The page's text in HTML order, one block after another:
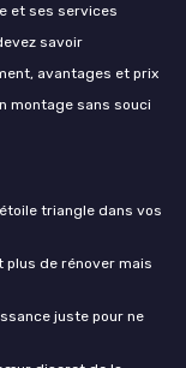
et ses services
savoir
avantages et prix
montage sans souci
triangle dans vos
plus de rénover mais
juste pour ne